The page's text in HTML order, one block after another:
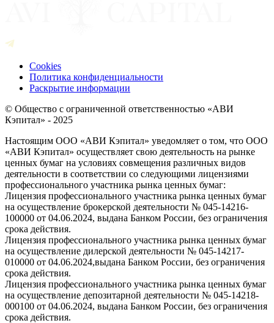
Cookies
Политика конфиденциальности
Раскрытие информации
© Общество с ограниченной ответственностью «АВИ
Кэпитал» - 2025
Настоящим ООО «АВИ Кэпитал» уведомляет о том, что ООО
«АВИ Кэпитал» осуществляет свою деятельность на рынке
ценных бумаг на условиях совмещения различных видов
деятельности в соответствии со следующими лицензиями
профессионального участника рынка ценных бумаг:
Лицензия профессионального участника рынка ценных бумаг
на осуществление брокерской деятельности № 045-14216-
100000 от 04.06.2024, выдана Банком России, без ограничения
срока действия.
Лицензия профессионального участника рынка ценных бумаг
на осуществление дилерской деятельности № 045-14217-
010000 от 04.06.2024,выдана Банком России, без ограничения
срока действия.
Лицензия профессионального участника рынка ценных бумаг
на осуществление депозитарной деятельности № 045-14218-
000100 от 04.06.2024, выдана Банком России, без ограничения
срока действия.